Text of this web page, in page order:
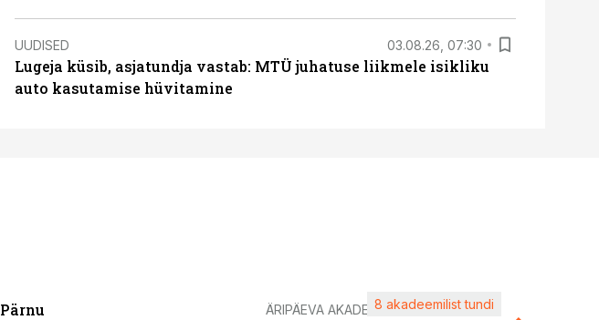
UUDISED 03.08.26, 07:30
Lugeja küsib, asjatundja vastab: MTÜ juhatuse liikmele isikliku
auto kasutamise hüvitamine
Pärnu
ÄRIPÄEVA AKADEEMIA8 akadeemilist tundi